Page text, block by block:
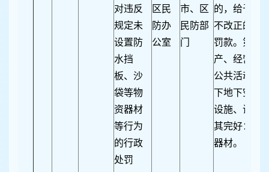
对违反
规定未
设置防
水挡
板、沙
袋等物
资器材
等行为
的行政
处罚
区民
防办
公室
市、区
民防部
门
的，给予警
不改正的，
罚款。第十
产、经营场
公共活动场
下地下空间
设施、设备
其完好：（
器材。